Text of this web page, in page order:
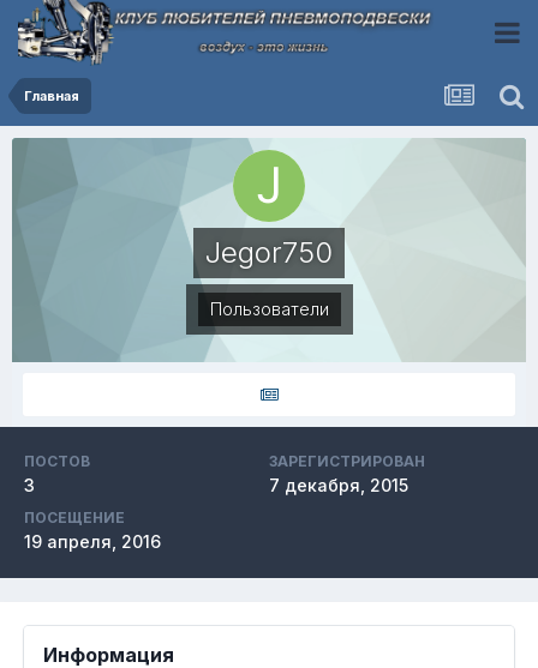
Главная
Jegor750
Пользователи
ПОСТОВ
3
ЗАРЕГИСТРИРОВАН
7 декабря, 2015
ПОСЕЩЕНИЕ
19 апреля, 2016
Информация